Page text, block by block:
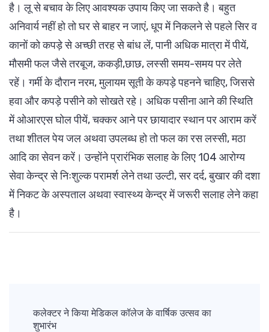
है। लू से बचाव के लिए आवश्यक उपाय किए जा सकते है। बहुत
अनिवार्य नहीं हो तो घर से बाहर न जाएं, धूप में निकलने से पहले सिर व
कानों को कपड़े से अच्छी तरह से बांध लें, पानी अधिक मात्रा में पीयें,
मौसमी फल जैसे तरबूज, ककड़ी,छाछ, लस्सी समय-समय पर लेते
रहें। गर्मी के दौरान नरम, मुलायम सूती के कपड़े पहनने चाहिए, जिससे
हवा और कपड़े पसीने को सोखते रहे। अधिक पसीना आने की स्थिति
में ओआरएस घोल पीयें, चक्कर आने पर छायादार स्थान पर आराम करें
तथा शीतल पेय जल अथवा उपलब्ध हो तो फल का रस लस्सी, मठा
आदि का सेवन करें। उन्होंने प्रारंभिक सलाह के लिए 104 आरोग्य
सेवा केन्द्र से निःशुल्क परामर्श लेने तथा उल्टी, सर दर्द, बुखार की दशा
में निकट के अस्पताल अथवा स्वास्थ्य केन्द्र में जरूरी सलाह लेने कहा
है।
Navigation
कलेक्टर ने किया मेडिकल कॉलेज के वार्षिक उत्सव का
शुभारंभ